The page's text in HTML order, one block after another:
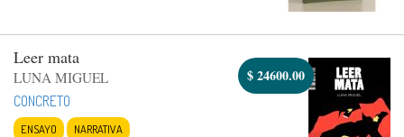
Leer mata
LUNA MIGUEL
CONCRETO
ENSAYO NARRATIVA
$24600.00